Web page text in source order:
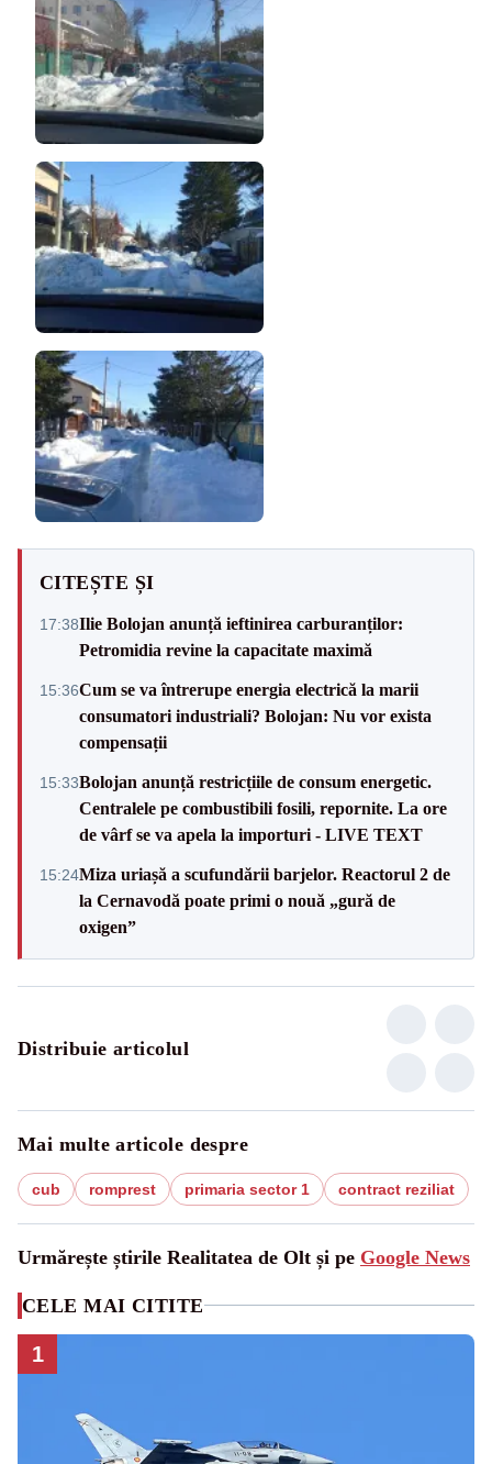
CITEȘTE ȘI
17:38Ilie Bolojan anunță ieftinirea carburanților:
Petromidia revine la capacitate maximă
15:36Cum se va întrerupe energia electrică la marii
consumatori industriali? Bolojan: Nu vor exista
compensații
15:33Bolojan anunță restricțiile de consum energetic.
Centralele pe combustibili fosili, repornite. La ore
de vârf se va apela la importuri - LIVE TEXT
15:24Miza uriașă a scufundării barjelor. Reactorul 2 de
la Cernavodă poate primi o nouă „gură de
oxigen”
Distribuie articolul
Mai multe articole despre
cub romprest primaria sector 1 contract reziliat
Urmărește știrile Realitatea de Olt și pe Google News
CELE MAI CITITE
1